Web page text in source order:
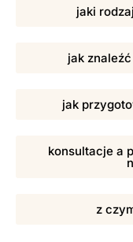
jaki
jak
jak
konsultacje a
z